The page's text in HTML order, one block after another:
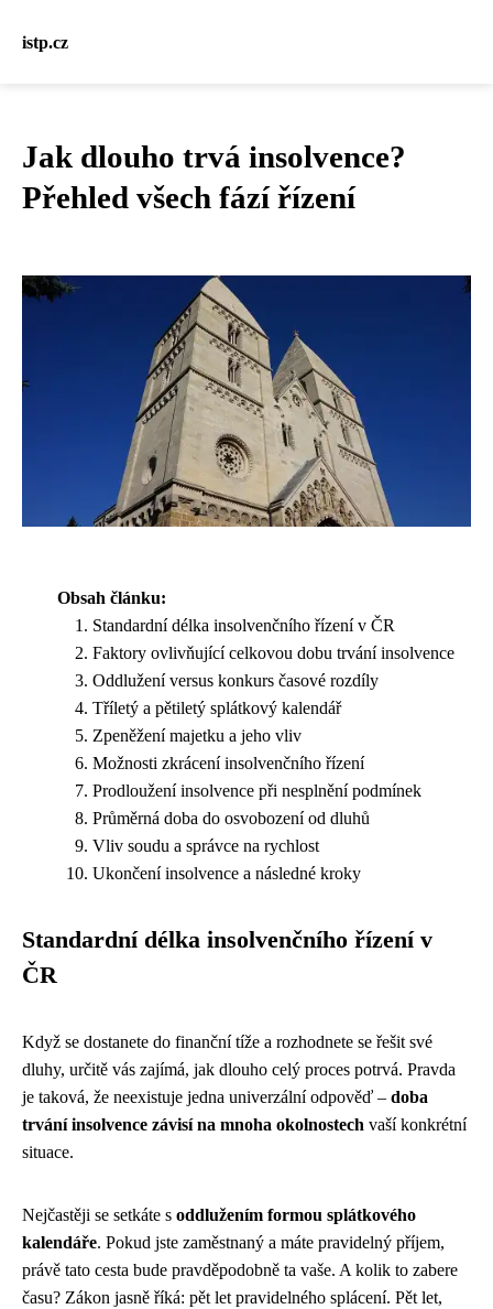
istp.cz
Jak dlouho trvá insolvence?
Přehled všech fází řízení
Obsah článku:
Standardní délka insolvenčního řízení v ČR
Faktory ovlivňující celkovou dobu trvání insolvence
Oddlužení versus konkurs časové rozdíly
Tříletý a pětiletý splátkový kalendář
Zpeněžení majetku a jeho vliv
Možnosti zkrácení insolvenčního řízení
Prodloužení insolvence při nesplnění podmínek
Průměrná doba do osvobození od dluhů
Vliv soudu a správce na rychlost
Ukončení insolvence a následné kroky
Standardní délka insolvenčního řízení v
ČR
Když se dostanete do finanční tíže a rozhodnete se řešit své
dluhy, určitě vás zajímá, jak dlouho celý proces potrvá. Pravda
je taková, že neexistuje jedna univerzální odpověď – doba
trvání insolvence závisí na mnoha okolnostech vaší konkrétní
situace.
Nejčastěji se setkáte s oddlužením formou splátkového
kalendáře. Pokud jste zaměstnaný a máte pravidelný příjem,
právě tato cesta bude pravděpodobně ta vaše. A kolik to zabere
času? Zákon jasně říká: pět let pravidelného splácení. Pět let,